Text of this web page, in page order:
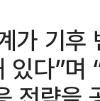
가 기
있다”며